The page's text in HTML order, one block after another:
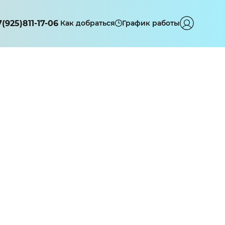
17-06 Как добраться График работы